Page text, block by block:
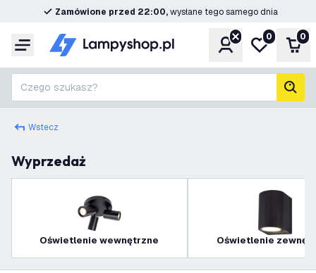
Zamówione przed 22:00,wysłane tego samego dnia
Menu KontoMoja lista
0 0
Czego szukasz?
Wstecz
Wyprzedaż
Oświetlenie wewnętrzne Oświetlenie